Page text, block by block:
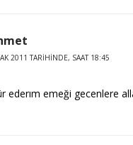
2011 TARIHINDE, SAAT 18:45
ederım emeği gecenlere